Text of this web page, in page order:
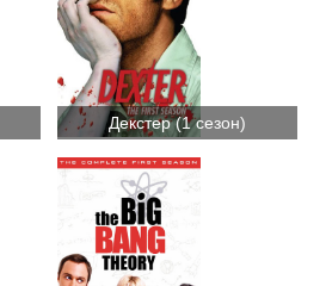
Декстер (1 сезон)